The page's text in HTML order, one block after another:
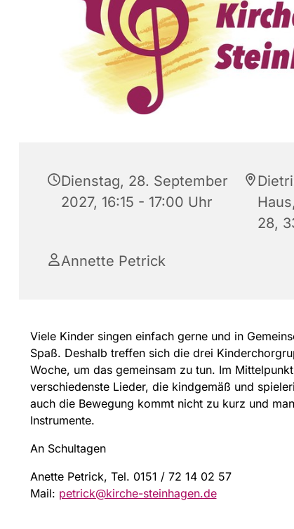
Dienstag, 28. September
2027, 16:15 - 17:00 Uhr
28,
Annette Petrick
Viele Kinder singen einfach gerne und in
Spaß. Deshalb treffen sich die drei
Woche, um das gemeinsam zu tun. Im
verschiedenste Lieder, die kindgemäß und
auch die Bewegung kommt nicht zu kurz und
Instrumente.
An Schultagen
Anette Petrick, Tel. 0151 / 72 14 02 57
Mail: petrick@kirche-steinhagen.de